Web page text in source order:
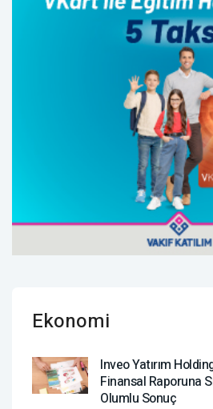
Ekonomi
Inveo Yatırım
Finansal Raporuna
Olumlu Sonuç